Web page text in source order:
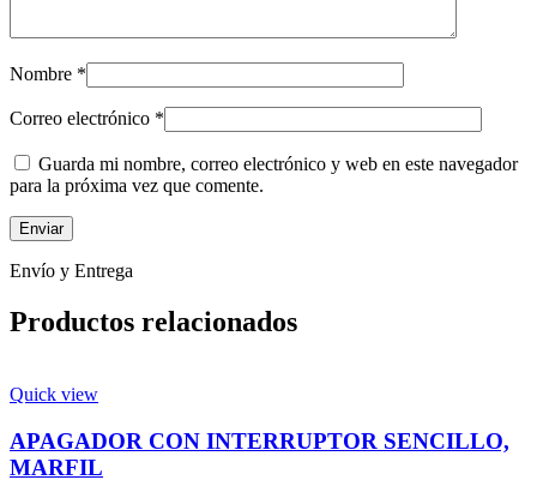
Nombre *
Correo electrónico *
Guarda mi nombre, correo electrónico y web en este navegador
para la próxima vez que comente.
Envío y Entrega
Productos relacionados
Quick view
APAGADOR CON INTERRUPTOR SENCILLO,
MARFIL